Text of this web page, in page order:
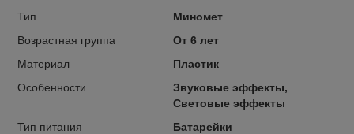
Тип
Миномет
Возрастная группа
От 6 лет
Материал
Пластик
Особенности
Звуковые эффекты,
Световые эффекты
Тип питания
Батарейки